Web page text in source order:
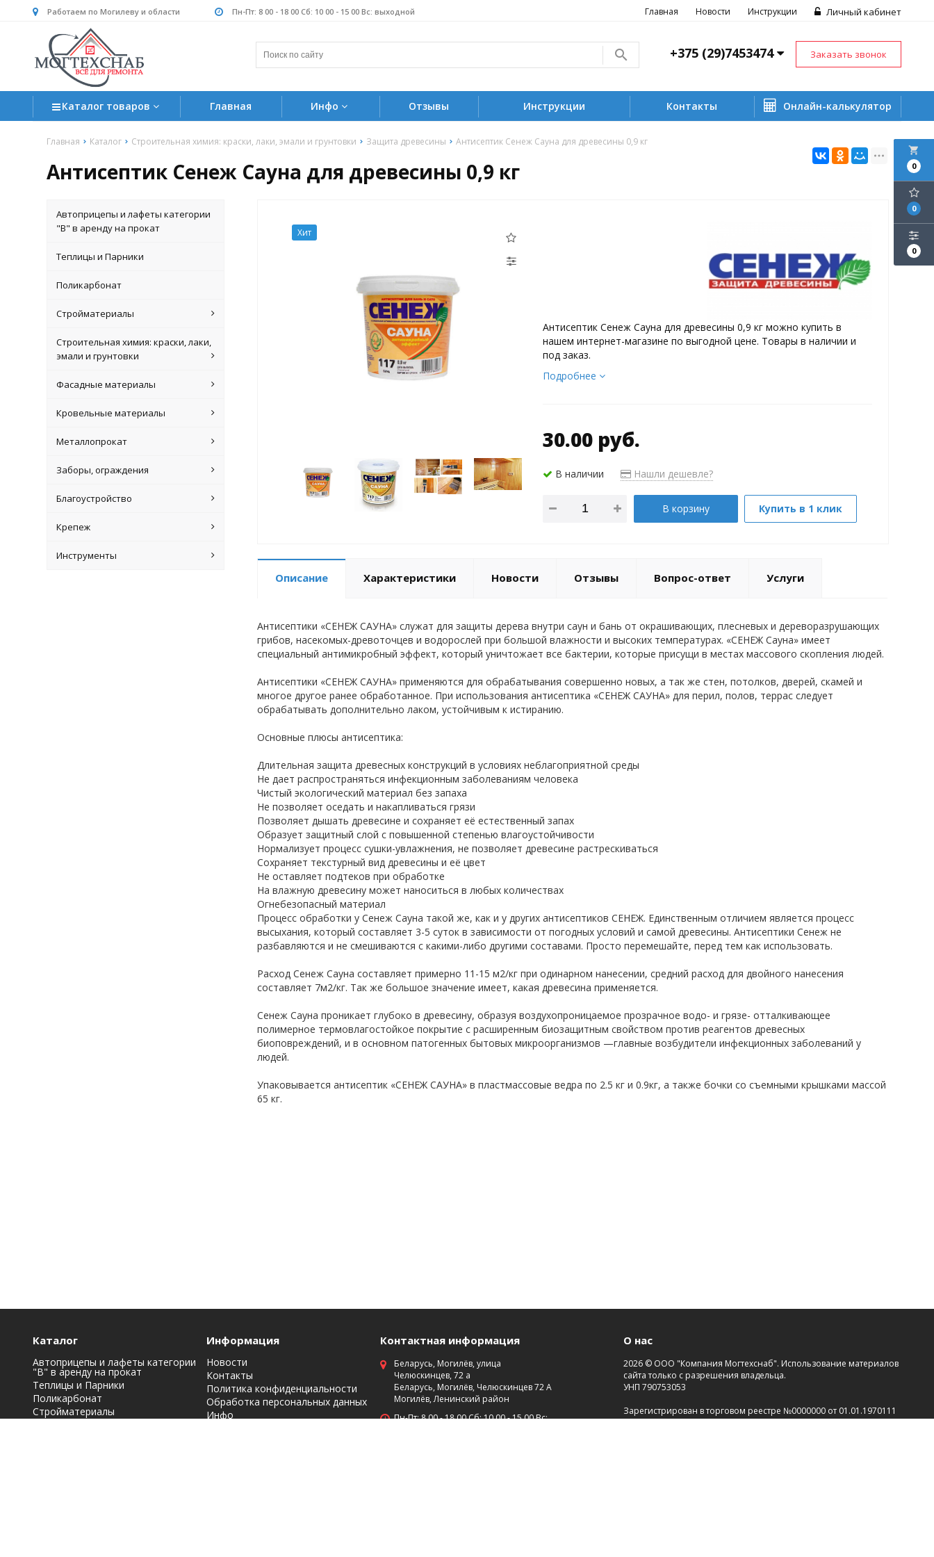
Работаем по Могилеву и области Пн-Пт: 8 00 - 18 00 Сб: 10 00 - 15 00 Вс: выходной Личный кабинет
Главная Новости Инструкции
+375 (29)7453474 Заказать звонок
Каталог товаров Главная Инфо Отзывы Инструкции Контакты Онлайн-калькулятор
Главная Каталог Строительная химия: краски, лаки, эмали и грунтовки Защита древесины Антисептик Сенеж Сауна для древесины 0,9 кг
Антисептик Сенеж Сауна для древесины 0,9 кг
local_grocery_store
0
0
0
Автоприцепы и лафеты категории
"B" в аренду на прокат
Теплицы и Парники
Поликарбонат
Стройматериалы
Строительная химия: краски, лаки,
эмали и грунтовки
Фасадные материалы
Кровельные материалы
Металлопрокат
Заборы, ограждения
Благоустройство
Крепеж
Инструменты
Хит
Антисептик Сенеж Сауна для древесины 0,9 кг можно купить в
нашем интернет-магазине по выгодной цене. Товары в наличии и
под заказ.
Подробнее
30.00 руб.
В наличии Нашли дешевле?
В корзину Купить в 1 клик
Описание Характеристики Новости Отзывы Вопрос-ответ Услуги
Антисептики «СЕНЕЖ САУНА» служат для защиты дерева внутри саун и бань от окрашивающих, плесневых и дереворазрушающих
грибов, насекомых-древоточцев и водорослей при большой влажности и высоких температурах. «СЕНЕЖ Сауна» имеет
специальный антимикробный эффект, который уничтожает все бактерии, которые присущи в местах массового скопления людей.
Антисептики «СЕНЕЖ САУНА» применяются для обрабатывания совершенно новых, а так же стен, потолков, дверей, скамей и
многое другое ранее обработанное. При использования антисептика «СЕНЕЖ САУНА» для перил, полов, террас следует
обрабатывать дополнительно лаком, устойчивым к истиранию.
Основные плюсы антисептика:
Длительная защита древесных конструкций в условиях неблагоприятной среды
Не дает распространяться инфекционным заболеваниям человека
Чистый экологический материал без запаха
Не позволяет оседать и накапливаться грязи
Позволяет дышать древесине и сохраняет её естественный запах
Образует защитный слой с повышенной степенью влагоустойчивости
Нормализует процесс сушки-увлажнения, не позволяет древесине растрескиваться
Сохраняет текстурный вид древесины и её цвет
Не оставляет подтеков при обработке
На влажную древесину может наноситься в любых количествах
Огнебезопасный материал
Процесс обработки у Сенеж Сауна такой же, как и у других антисептиков СЕНЕЖ. Единственным отличием является процесс
высыхания, который составляет 3-5 суток в зависимости от погодных условий и самой древесины. Антисептики Сенеж не
разбавляются и не смешиваются с какими-либо другими составами. Просто перемешайте, перед тем как использовать.
Расход Сенеж Сауна составляет примерно 11-15 м2/кг при одинарном нанесении, средний расход для двойного нанесения
составляет 7м2/кг. Так же большое значение имеет, какая древесина применяется.
Сенеж Сауна проникает глубоко в древесину, образуя воздухопроницаемое прозрачное водо- и грязе- отталкивающее
полимерное термовлагостойкое покрытие с расширенным биозащитным свойством против реагентов древесных
биоповреждений, и в основном патогенных бытовых микроорганизмов —главные возбудители инфекционных заболеваний у
людей.
Упаковывается антисептик «СЕНЕЖ САУНА» в пластмассовые ведра по 2.5 кг и 0.9кг, а также бочки со съемными крышками массой
65 кг.
Каталог
Автоприцепы и лафеты категории
"B" в аренду на прокат
Теплицы и Парники
Поликарбонат
Стройматериалы
Информация
Новости
Контакты
Политика конфиденциальности
Обработка персональных данных
Инфо
Контактная информация
Беларусь, Могилёв, улица
Челюскинцев, 72 а
Беларусь, Могилёв, Челюскинцев 72 А
Могилёв, Ленинский район
Пн-Пт: 8 00 - 18 00 Сб: 10 00 - 15 00 Вс:
О нас
2026 © ООО "Компания Могтехснаб". Использование материалов
сайта только с разрешения владельца.
УНП 790753053
Зарегистрирован в торговом реестре №0000000 от 01.01.1970111